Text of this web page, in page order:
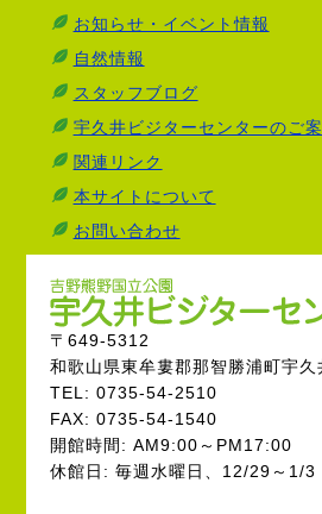
お知らせ・イベント情報
自然情報
スタッフブログ
宇久井ビジターセンターのご
関連リンク
本サイトについて
お問い合わせ
〒649-5312
和歌山県東牟婁郡那智勝浦町宇
TEL: 0735-54-2510
FAX: 0735-54-1540
開館時間: AM9:00～PM17:00
休館日: 毎週水曜日、12/29～1/3